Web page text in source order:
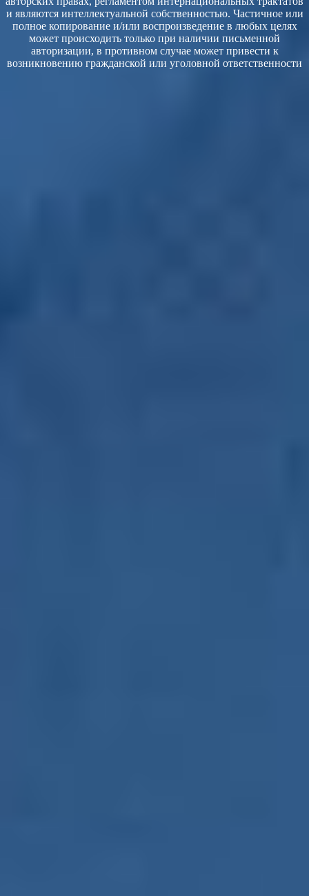
и являются интеллектуальной собственностью. Частичное или
полное копирование и/или воспроизведение в любых целях
может происходить только при наличии письменной
авторизации, в противном случае может привести к
возникновению гражданской или уголовной ответственности